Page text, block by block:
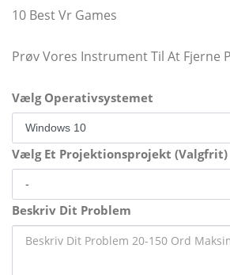
10 Best Vr Games
Prøv Vores Instrument Til At Fjerne
Vælg Operativsystemet
Vælg Et Projektionsprojekt (Valgfrit)
Beskriv Dit Problem